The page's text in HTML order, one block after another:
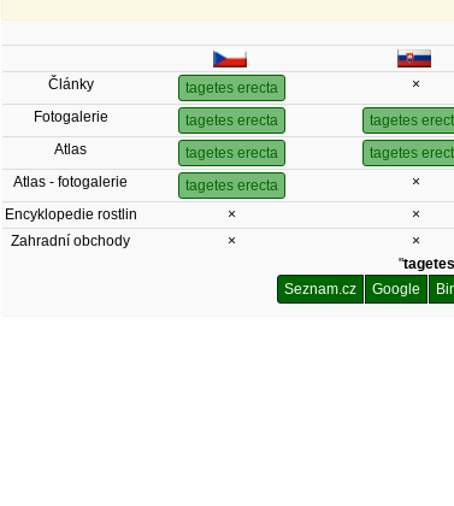
Články tagetes erecta ×
Fotogalerie
tagetes erecta tagetes
Atlas
tagetes erecta tagetes
Atlas - fotogalerie
tagetes erecta ×
Encyklopedie rostlin
× ×
Zahradní obchody
× ×
"
Seznam.cz
Google